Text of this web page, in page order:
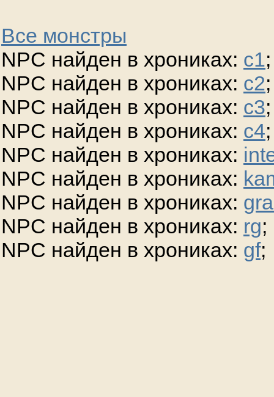
Все монстры
NPC найден в хрониках: c1;
NPC найден в хрониках: c2;
NPC найден в хрониках: c3;
NPC найден в хрониках: c4;
NPC найден в хрониках:
NPC найден в хрониках:
NPC найден в хрониках:
NPC найден в хрониках: rg;
NPC найден в хрониках: gf;